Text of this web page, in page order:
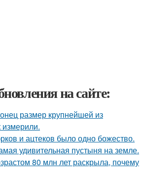
на сайте:
размер крупнейшей из
измерили.
и ацтеков было одно божество.
удивительная пустыня на земле.
80 млн лет раскрыла, почему